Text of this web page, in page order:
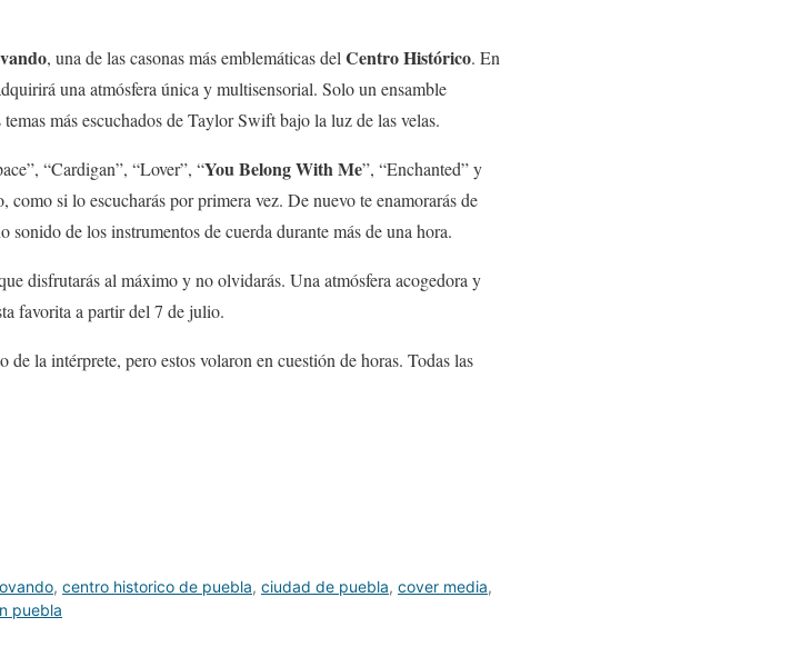
, una de las casonas más emblemáticas del Centro Histórico. En
una atmósfera única y multisensorial. Solo un ensamble
más escuchados de Taylor Swift bajo la luz de las velas.
“Cardigan”, “Lover”, “You Belong With Me”, “Enchanted” y
como si lo escucharás por primera vez. De nuevo te enamorarás de
de los instrumentos de cuerda durante más de una hora.
disfrutarás al máximo y no olvidarás. Una atmósfera acogedora y
favorita a partir del 7 de julio.
la intérprete, pero estos volaron en cuestión de horas. Todas las
, centro historico de puebla, ciudad de puebla, cover media,
puebla